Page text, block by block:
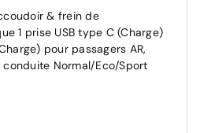
& frein de
1 prise USB type C (Charge)
pour passagers AR,
Normal/Eco/Sport
aide au démarrage en pente
indirecte